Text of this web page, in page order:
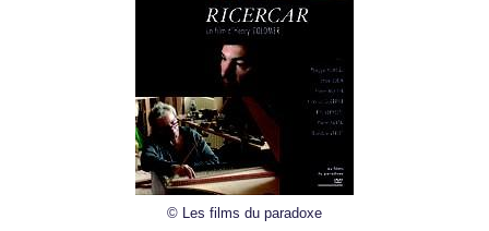
© Les films du paradoxe